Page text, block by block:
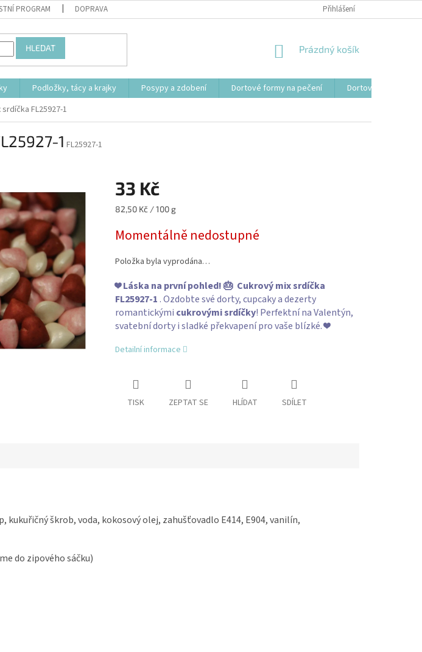
PROGRAM DOPRAVA Přihlášení
HLEDAT
NÁKUPNÍ
Prázdný košík
Podložky, tácy a krajky Posypy a zdobení Dortové formy na pečení
Dortové svíčky,
FL25927-1
1 FL25927-1
33 Kč
Měrná
82,50 Kč / 100 g
Momentálně nedostupné
Položka byla vyprodána…
❤️Láska na první pohled! 🎂 Cukrový mix srdíčka
FL25927-1 . Ozdobte své dorty, cupcaky a dezerty
romantickými cukrovými srdíčky! Perfektní na Valentýn,
svatební dorty i sladké překvapení pro vaše blízké. ❤️
Detailní informace
TISK ZEPTAT SE HLÍDAT SDÍLET
kukuřičný škrob, voda, kokosový olej, zahušťovadlo E414, E904, vanilín,
do zipového sáčku)